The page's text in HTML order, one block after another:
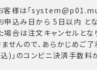
様は「
込み日から 5日以内 とな
合は注文キャンセルとな
んので、あらかじめご了
」のコンビニ決済手数料